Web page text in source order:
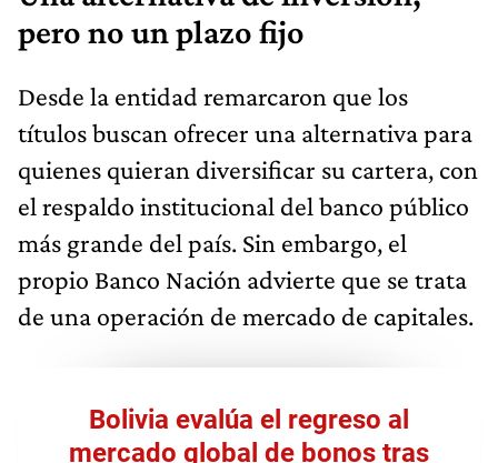
pero no un plazo fijo
Desde la entidad remarcaron que los
títulos buscan ofrecer una alternativa para
quienes quieran diversificar su cartera, con
el respaldo institucional del banco público
más grande del país. Sin embargo, el
propio Banco Nación advierte que se trata
de una operación de mercado de capitales.
Bolivia evalúa el regreso al
mercado global de bonos tras